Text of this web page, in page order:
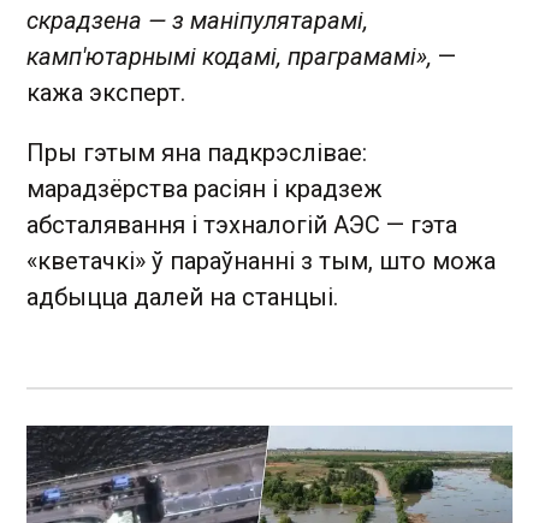
скрадзена — з маніпулятарамі,
камп'ютарнымі кодамі, праграмамі», —
кажа эксперт.
Пры гэтым яна падкрэслівае:
марадзёрства расіян і крадзеж
абсталявання і тэхналогій АЭС — гэта
«кветачкі» ў параўнанні з тым, што можа
адбыцца далей на станцыі.